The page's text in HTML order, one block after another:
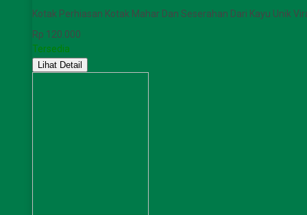
Kotak Perhiasan Kotak Mahar Dan Seserahan Dari Kayu Unik
Rp 120.000
Tersedia
Lihat Detail